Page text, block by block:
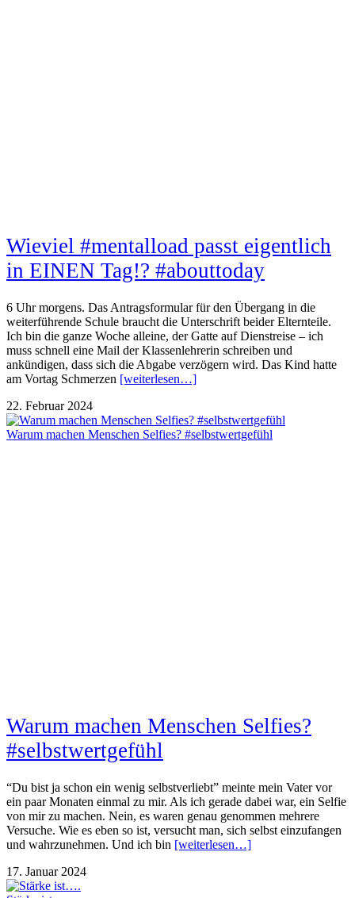
Wieviel #mentalload passt eigentlich
in EINEN Tag!? #abouttoday
6 Uhr morgens. Das Antragsformular für den Übergang in die
weiterführende Schule braucht die Unterschrift beider Elternteile.
Ich bin die ganze Woche alleine, der Gatte auf Dienstreise – ich
muss schnell eine Mail der Klassenlehrerin schreiben und
ankündigen, dass sich die Abgabe verzögern wird. Das Kind hatte
am Vortag Schmerzen [weiterlesen…]
22. Februar 2024
Warum machen Menschen Selfies? #selbstwertgefühl
Warum machen Menschen Selfies?
#selbstwertgefühl
“Du bist ja schon ein wenig selbstverliebt” meinte mein Vater vor
ein paar Monaten einmal zu mir. Als ich gerade dabei war, ein Selfie
von mir zu machen. Nein, es waren genau genommen mehrere
Versuche. Wie es eben so ist, versucht man, sich selbst einzufangen
und wahrzunehmen. Und ich bin [weiterlesen…]
17. Januar 2024